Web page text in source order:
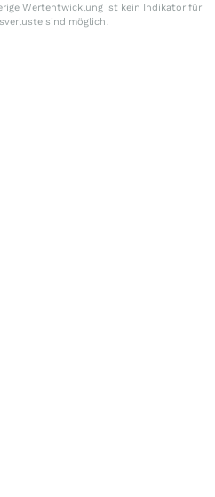
Wertentwicklung ist kein Indikator für
sind möglich.